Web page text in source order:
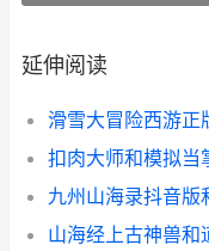
延伸阅读